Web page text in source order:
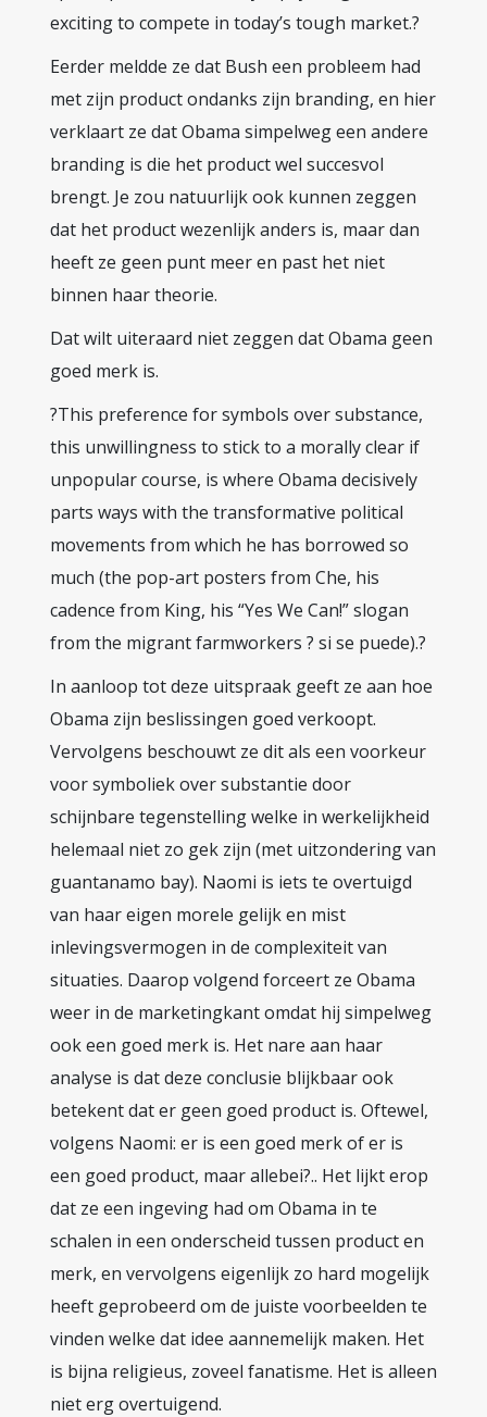
exciting to compete in today’s tough market.?
Eerder meldde ze dat Bush een probleem had
met zijn product ondanks zijn branding, en hier
verklaart ze dat Obama simpelweg een andere
branding is die het product wel succesvol
brengt. Je zou natuurlijk ook kunnen zeggen
dat het product wezenlijk anders is, maar dan
heeft ze geen punt meer en past het niet
binnen haar theorie.
Dat wilt uiteraard niet zeggen dat Obama geen
goed merk is.
?This preference for symbols over substance,
this unwillingness to stick to a morally clear if
unpopular course, is where Obama decisively
parts ways with the transformative political
movements from which he has borrowed so
much (the pop-art posters from Che, his
cadence from King, his “Yes We Can!” slogan
from the migrant farmworkers ? si se puede).?
In aanloop tot deze uitspraak geeft ze aan hoe
Obama zijn beslissingen goed verkoopt.
Vervolgens beschouwt ze dit als een voorkeur
voor symboliek over substantie door
schijnbare tegenstelling welke in werkelijkheid
helemaal niet zo gek zijn (met uitzondering van
guantanamo bay). Naomi is iets te overtuigd
van haar eigen morele gelijk en mist
inlevingsvermogen in de complexiteit van
situaties. Daarop volgend forceert ze Obama
weer in de marketingkant omdat hij simpelweg
ook een goed merk is. Het nare aan haar
analyse is dat deze conclusie blijkbaar ook
betekent dat er geen goed product is. Oftewel,
volgens Naomi: er is een goed merk of er is
een goed product, maar allebei?.. Het lijkt erop
dat ze een ingeving had om Obama in te
schalen in een onderscheid tussen product en
merk, en vervolgens eigenlijk zo hard mogelijk
heeft geprobeerd om de juiste voorbeelden te
vinden welke dat idee aannemelijk maken. Het
is bijna religieus, zoveel fanatisme. Het is alleen
niet erg overtuigend.